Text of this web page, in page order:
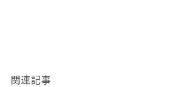
関連記事